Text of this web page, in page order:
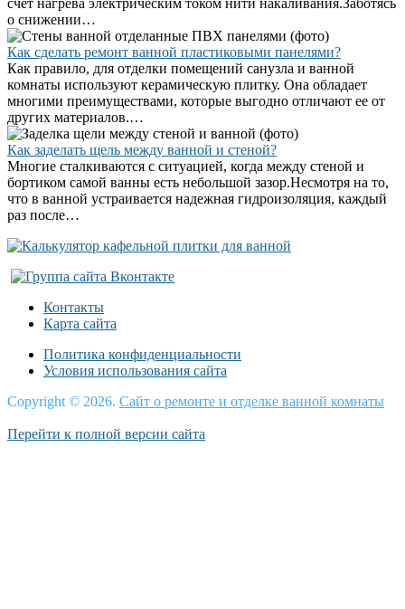
о снижении…
Как сделать ремонт ванной пластиковыми панелями?
Как правило, для отделки помещений санузла и ванной
комнаты используют керамическую плитку. Она обладает
многими преимуществами, которые выгодно отличают ее от
других материалов.…
Как заделать щель между ванной и стеной?
Многие сталкиваются с ситуацией, когда между стеной и
бортиком самой ванны есть небольшой зазор.Несмотря на то,
что в ванной устраивается надежная гидроизоляция, каждый
раз после…
Контакты
Карта сайта
Политика конфиденциальности
Условия использования сайта
Copyright © 2026. Сайт о ремонте и отделке ванной комнаты
Перейти к полной версии сайта